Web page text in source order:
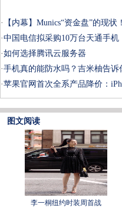
·
【内幕】Munics“资金盘”的现状
·中国电信拟采购10万台天通手
·如何选择腾讯云服务器
·手机真的能防水吗？吉米柚告诉
·苹果官网首次全系产品降价：
图文阅读
李一桐纽约时装周首战